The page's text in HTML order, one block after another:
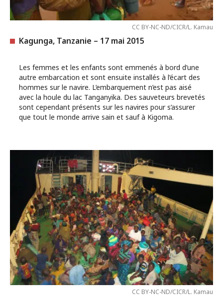
CC BY-NC-ND/CICR/L. Kamau
Kagunga, Tanzanie – 17 mai 2015
Les femmes et les enfants sont emmenés à bord d’une
autre embarcation et sont ensuite installés à l’écart des
hommes sur le navire. L’embarquement n’est pas aisé
avec la houle du lac Tanganyika. Des sauveteurs brevetés
sont cependant présents sur les navires pour s’assurer
que tout le monde arrive sain et sauf à Kigoma.
CC BY-NC-ND/CICR/L. Kamau